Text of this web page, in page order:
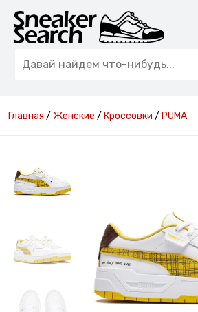
Главная / Женские / Кроссовки / PUMA